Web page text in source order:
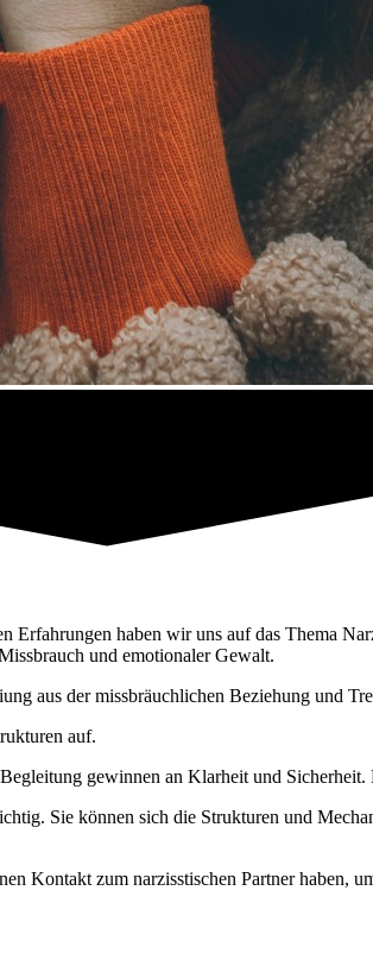
Erfahrungen haben wir uns auf das Thema
und emotionaler Gewalt.
aus der missbräuchlichen Beziehung und
auf.
gewinnen an Klarheit und
Sie können sich die Strukturen und
Kontakt zum narzisstischen Partner haben,